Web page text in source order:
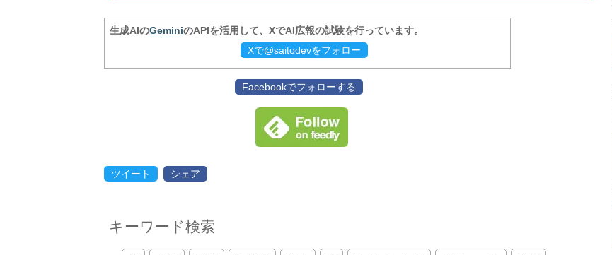
生成AIのGeminiのAPIを活用して、XでAI広報の試験を行っています。
Xで@saitodevをフォロー
Facebookでフォローする
ツイート シェア
キーワード検索